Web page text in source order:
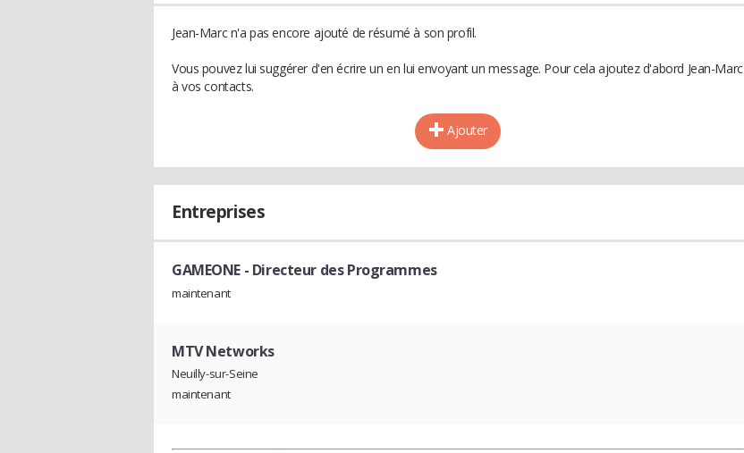
Jean-Marc n'a pas encore ajouté de résumé à son profil.
Vous pouvez lui suggérer d'en écrire un en lui envoyant un message. Pour cela ajoutez d'abord Jean-Marc
à vos contacts.
Ajouter
Entreprises
GAMEONE - Directeur des Programmes
maintenant
MTV Networks
Neuilly-sur-Seine
maintenant